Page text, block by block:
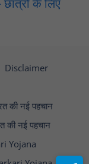
के लिए
Disclaimer
की नई पहचान
नई पहचान
Yojana